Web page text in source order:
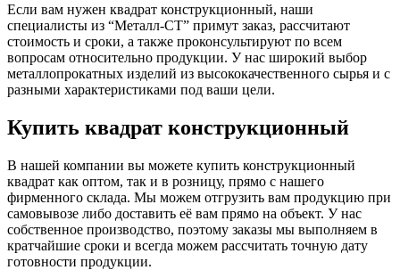
Если вам нужен квадрат конструкционный, наши
специалисты из “Металл-СТ” примут заказ, рассчитают
стоимость и сроки, а также проконсультируют по всем
вопросам относительно продукции. У нас широкий выбор
металлопрокатных изделий из высококачественного сырья и с
разными характеристиками под ваши цели.
Купить квадрат конструкционный
В нашей компании вы можете купить конструкционный
квадрат как оптом, так и в розницу, прямо с нашего
фирменного склада. Мы можем отгрузить вам продукцию при
самовывозе либо доставить её вам прямо на объект. У нас
собственное производство, поэтому заказы мы выполняем в
кратчайшие сроки и всегда можем рассчитать точную дату
готовности продукции.